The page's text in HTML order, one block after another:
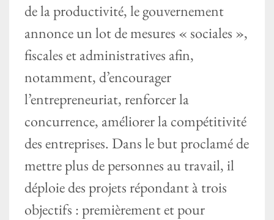
de la productivité, le gouvernement
annonce un lot de mesures « sociales »,
fiscales et administratives afin,
notamment, d’encourager
l’entrepreneuriat, renforcer la
concurrence, améliorer la compétitivité
des entreprises. Dans le but proclamé de
mettre plus de personnes au travail, il
déploie des projets répondant à trois
objectifs : premièrement et pour